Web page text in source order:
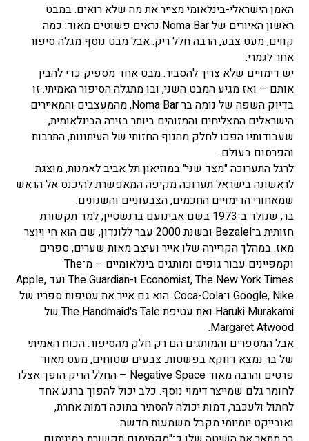
האמן הישראלי-בינלאומי מצייר את מה שלא רואים. במבט
ראשון האיורים של Noma Bar נראים פשוטים מאוד: כמה
קווים, מעט צבע, הרבה חלל ריק. אבל מבט נוסף מגלה סיפור
אחר לגמרי.
יש דימויים שלא צריך להסביר. מבט אחד מספיק כדי להבין
אותם – ואז מגיע המבט השני, ובו מתגלה הסיפור האמיתי. זו
בדיוק השפה של נומה בר Noma Bar, מהמעצבים והמאיירים
הישראלים המצליחים והמזוהים ביותר בזירה הבינלאומית,
שעבודותיו הפכו לחלק מהנוף החזותי של העיתונות, התרבות
והפרסום בעולם.
לרגל התערוכה "מצד שני" במוזיאון תל אביב לאמנות, מוצגת
לראשונה בישראל תערוכה מקיפה המאפשרת להיכנס אל הראש
שמאחורי הדימויים החכמים, הצבעוניים והשנונים.
בר, שנולד ב־1973 בשם אבינועם ברנשטיין, למד תקשורת
חזותית ב־Bezalel ובשנת 2000 עבר ללונדון, שם הוא חי ויוצר
מאז. במהלך הקריירה שלו אייר ועיצב מאות שערים, ספרים
וקמפיינים עבור גופים ומותגים בינלאומיים – מ־The
Economist, The New York Times ו-The Guardian ועד Apple,
Google, Nike ו־Coca-Cola. הוא גם אייר את עטיפות ספריו של
Haruki Murakami ואת עטיפת The Handmaid's Tale של
Margaret Atwood.
אבל המספרים והמותגים הם רק חלק מהסיפור. הכוח האמיתי
של בר נמצא דווקא בפשטות. צבעים שטוחים, מעט מאוד
פרטים והרבה מאוד Negative Space – החלל הריק הופך אצלו
לחומר גלם שמייצר דימוי נוסף. כלב יכול להפוך ברגע אחד
לחתול ולעכבר, דמות יכולה להסתיר בתוכה דמות אחרת,
ואובייקט יומיומי מקבל משמעות חדשה.